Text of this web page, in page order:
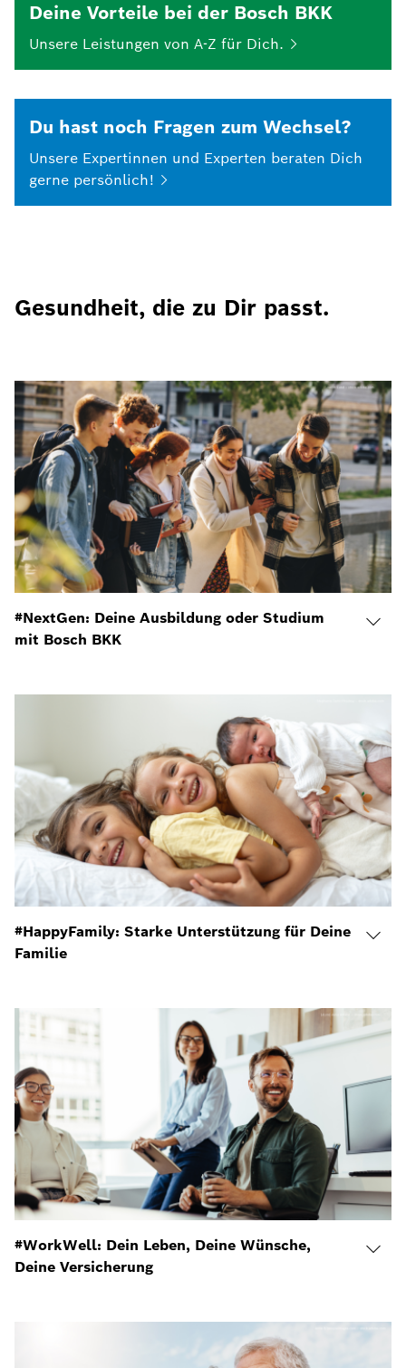
Deine Vorteile bei der Bosch BKK
Unsere Leistungen von A-Z für Dich.
Du hast noch Fragen zum Wechsel?
Unsere Expertinnen und Experten beraten Dich
gerne persönlich!
Gesundheit, die zu Dir passt.
#NextGen: Deine Ausbildung oder Studium
mit Bosch BKK
#HappyFamily: Starke Unterstützung für Deine
Familie
#WorkWell: Dein Leben, Deine Wünsche,
Deine Versicherung